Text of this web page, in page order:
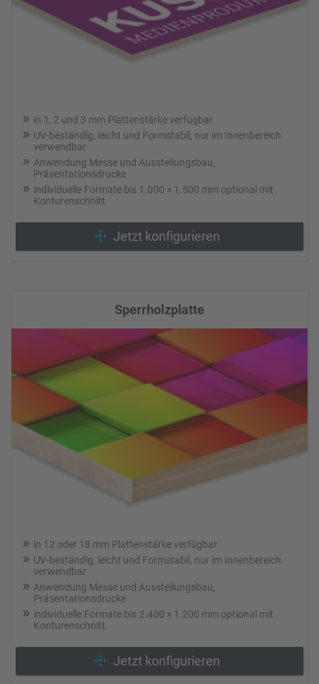
in 1, 2 und 3 mm Plattenstärke verfügbar
UV-beständig, leicht und Formstabil, nur im Innenbereich
verwendbar
Anwendung Messe und Ausstellungsbau,
Präsentationsdrucke
individuelle Formate bis 1.000 × 1.500 mm optional mit
Konturenschnitt
Jetzt konfigurieren
Sperrholzplatte
in 12 oder 18 mm Plattenstärke verfügbar
UV-beständig, leicht und Formstabil, nur im Innenbereich
verwendbar
Anwendung Messe und Ausstellungsbau,
Präsentationsdrucke
individuelle Formate bis 2.400 × 1.200 mm optional mit
Konturenschnitt
Jetzt konfigurieren